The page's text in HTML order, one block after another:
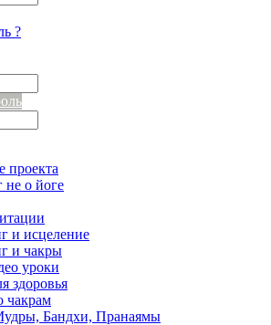
?
проекта
о йоге
и исцеление
и чакры
уроки
здоровья
чакрам
Бандхи, Пранаямы